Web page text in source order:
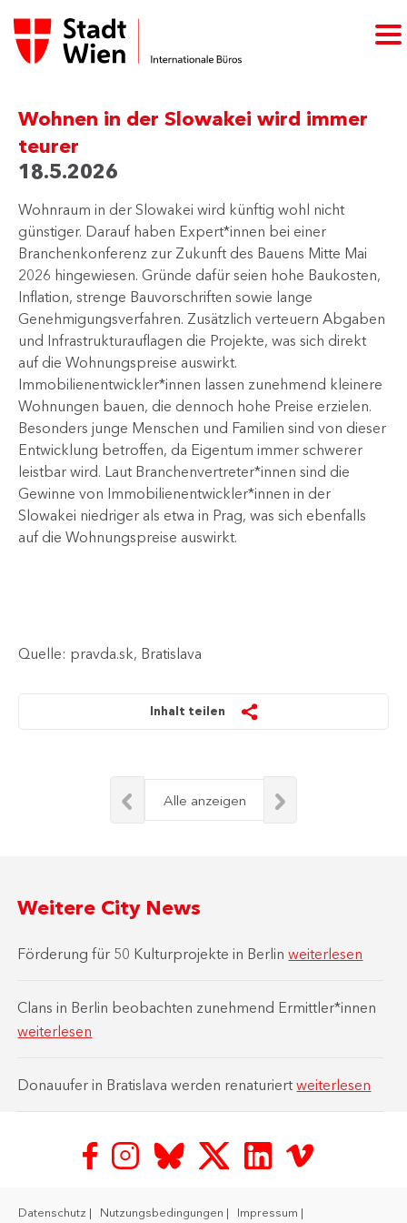
Wohnen in der Slowakei wird immer
teurer
18.5.2026
Wohnraum in der Slowakei wird künftig wohl nicht
günstiger. Darauf haben Expert*innen bei einer
Branchenkonferenz zur Zukunft des Bauens Mitte Mai
2026 hingewiesen. Gründe dafür seien hohe Baukosten,
Inflation, strenge Bauvorschriften sowie lange
Genehmigungsverfahren. Zusätzlich verteuern Abgaben
und Infrastrukturauflagen die Projekte, was sich direkt
auf die Wohnungspreise auswirkt.
Immobilienentwickler*innen lassen zunehmend kleinere
Wohnungen bauen, die dennoch hohe Preise erzielen.
Besonders junge Menschen und Familien sind von dieser
Entwicklung betroffen, da Eigentum immer schwerer
leistbar wird. Laut Branchenvertreter*innen sind die
Gewinne von Immobilienentwickler*innen in der
Slowakei niedriger als etwa in Prag, was sich ebenfalls
auf die Wohnungspreise auswirkt.
Quelle: pravda.sk, Bratislava
Inhalt teilen
Alle anzeigen
Weitere City News
Förderung für 50 Kulturprojekte in Berlinweiterlesen
Clans in Berlin beobachten zunehmend Ermittler*innen
weiterlesen
Donauufer in Bratislava werden renaturiertweiterlesen
Datenschutz Nutzungsbedingungen Impressum